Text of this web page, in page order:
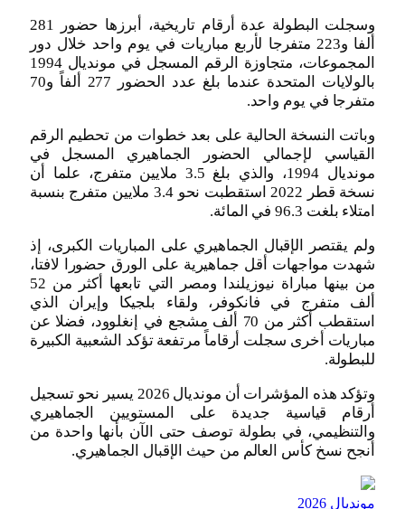
وسجلت البطولة عدة أرقام تاريخية، أبرزها حضور 281
ألفا و223 متفرجا لأربع مباريات في يوم واحد خلال دور
المجموعات، متجاوزة الرقم المسجل في مونديال 1994
بالولايات المتحدة عندما بلغ عدد الحضور 277 ألفاً و70
متفرجا في يوم واحد.
وباتت النسخة الحالية على بعد خطوات من تحطيم الرقم
القياسي لإجمالي الحضور الجماهيري المسجل في
مونديال 1994، والذي بلغ 3.5 ملايين متفرج، علما أن
نسخة قطر 2022 استقطبت نحو 3.4 ملايين متفرج بنسبة
امتلاء بلغت 96.3 في المائة.
ولم يقتصر الإقبال الجماهيري على المباريات الكبرى، إذ
شهدت مواجهات أقل جماهيرية على الورق حضورا لافتا،
من بينها مباراة نيوزيلندا ومصر التي تابعها أكثر من 52
ألف متفرج في فانكوفر، ولقاء بلجيكا وإيران الذي
استقطب أكثر من 70 ألف مشجع في إنغلوود، فضلا عن
مباريات أخرى سجلت أرقاماً مرتفعة تؤكد الشعبية الكبيرة
للبطولة.
وتؤكد هذه المؤشرات أن مونديال 2026 يسير نحو تسجيل
أرقام قياسية جديدة على المستويين الجماهيري
والتنظيمي، في بطولة توصف حتى الآن بأنها واحدة من
أنجح نسخ كأس العالم من حيث الإقبال الجماهيري.
مونديال 2026